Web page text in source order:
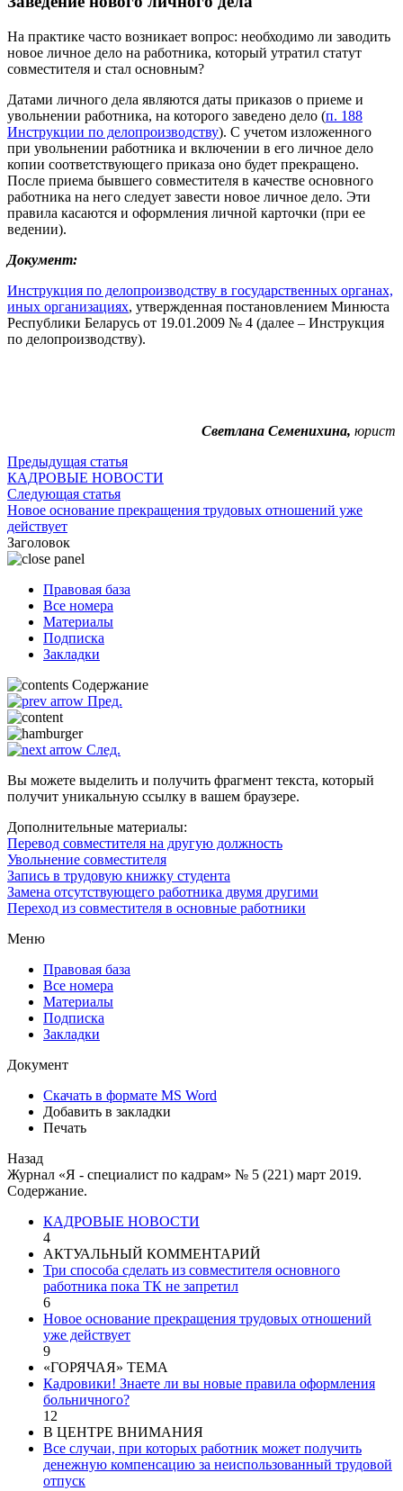
На практике часто возникает вопрос: необходимо ли заводить
новое личное дело на работника, который утратил статут
совместителя и стал основным?
Датами личного дела являются даты приказов о приеме и
увольнении работника, на которого заведено дело (п. 188
Инструкции по делопроизводству). С учетом изложенного
при увольнении работника и включении в его личное дело
копии соответствующего приказа оно будет прекращено.
После приема бывшего совместителя в качестве основного
работника на него следует завести новое личное дело. Эти
правила касаются и оформления личной карточки (при ее
ведении).
Документ:
Инструкция по делопроизводству в государственных органах,
иных организациях, утвержденная постановлением Минюста
Республики Беларусь от 19.01.2009 № 4 (далее – Инструкция
по делопроизводству).
Светлана Семенихина, юрист
Предыдущая статья
КАДРОВЫЕ НОВОСТИ
Следующая статья
Новое основание прекращения трудовых отношений уже
действует
Заголовок
Правовая база
Все номера
Материалы
Подписка
Закладки
Содержание
Пред.
След.
Вы можете выделить и получить фрагмент текста, который
получит уникальную ссылку в вашем браузере.
Дополнительные материалы:
Перевод совместителя на другую должность
Увольнение совместителя
Запись в трудовую книжку студента
Замена отсутствующего работника двумя другими
Переход из совместителя в основные работники
Меню
Правовая база
Все номера
Материалы
Подписка
Закладки
Документ
Скачать в формате MS Word
Добавить в закладки
Печать
Назад
Журнал «Я - специалист по кадрам» № 5 (221) март 2019.
Содержание.
КАДРОВЫЕ НОВОСТИ
4
АКТУАЛЬНЫЙ КОММЕНТАРИЙ
Три способа сделать из совместителя основного
работника пока ТК не запретил
6
Новое основание прекращения трудовых отношений
уже действует
9
«ГОРЯЧАЯ» ТЕМА
Кадровики! Знаете ли вы новые правила оформления
больничного?
12
В ЦЕНТРЕ ВНИМАНИЯ
Все случаи, при которых работник может получить
денежную компенсацию за неиспользованный трудовой
отпуск